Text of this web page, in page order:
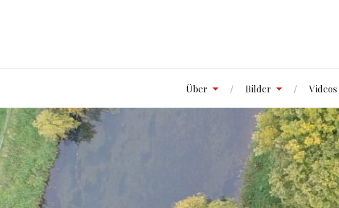
Über Bilder Videos